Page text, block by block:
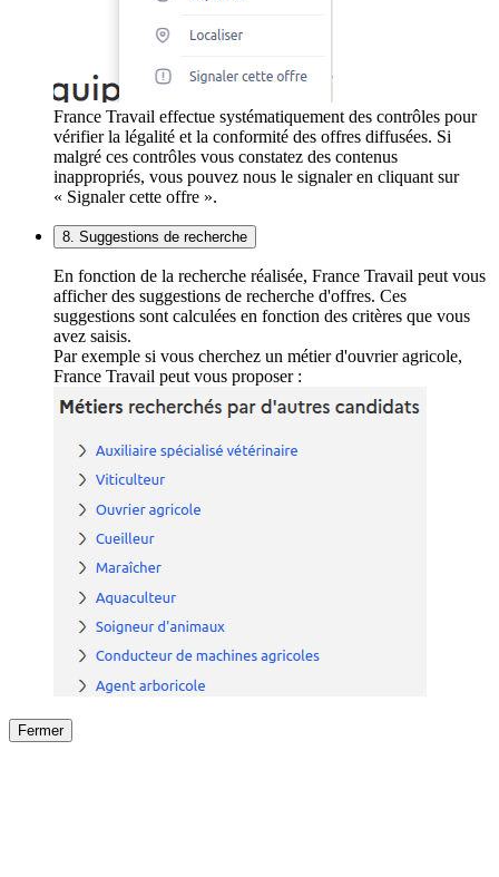
France Travail effectue systématiquement des contrôles pour
vérifier la légalité et la conformité des offres diffusées. Si
malgré ces contrôles vous constatez des contenus
inappropriés, vous pouvez nous le signaler en cliquant sur
« Signaler cette offre ».
8. Suggestions de recherche
En fonction de la recherche réalisée, France Travail peut vous
afficher des suggestions de recherche d'offres. Ces
suggestions sont calculées en fonction des critères que vous
avez saisis.
Par exemple si vous cherchez un métier d'ouvrier agricole,
France Travail peut vous proposer :
Fermer